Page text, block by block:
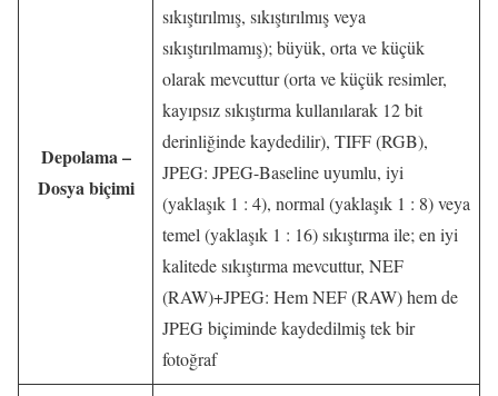
Depolama –
Dosya biçimi
sıkıştırılmış, sıkıştırılmış veya
sıkıştırılmamış); büyük, orta ve küçük
olarak mevcuttur (orta ve küçük resimler,
kayıpsız sıkıştırma kullanılarak 12 bit
derinliğinde kaydedilir), TIFF (RGB),
JPEG: JPEG-Baseline uyumlu, iyi
(yaklaşık 1 : 4), normal (yaklaşık 1 : 8) veya
temel (yaklaşık 1 : 16) sıkıştırma ile; en iyi
kalitede sıkıştırma mevcuttur, NEF
(RAW)+JPEG: Hem NEF (RAW) hem de
JPEG biçiminde kaydedilmiş tek bir
fotoğraf